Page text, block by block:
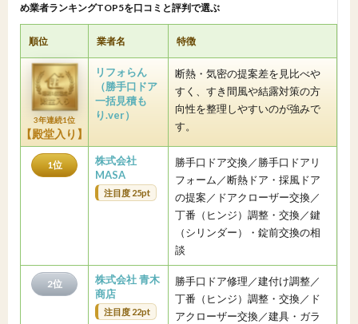
め業者ランキングTOP5を口コミと評判で選ぶ
順位 業者名 特徴
3年連続1位
【殿堂入り】
リフォらん
（勝手口ドア
一括見積も
り.ver）
断熱・気密の提案差を見比べや
すく、すき間風や結露対策の方
向性を整理しやすいのが強みで
す。
1位
株式会社
MASA
注目度 25pt
勝手口ドア交換／勝手口ドアリ
フォーム／断熱ドア・採風ドア
の提案／ドアクローザー交換／
丁番（ヒンジ）調整・交換／鍵
（シリンダー）・錠前交換の相
談
2位
株式会社 青木
商店
注目度 22pt
勝手口ドア修理／建付け調整／
丁番（ヒンジ）調整・交換／ド
アクローザー交換／建具・ガラ